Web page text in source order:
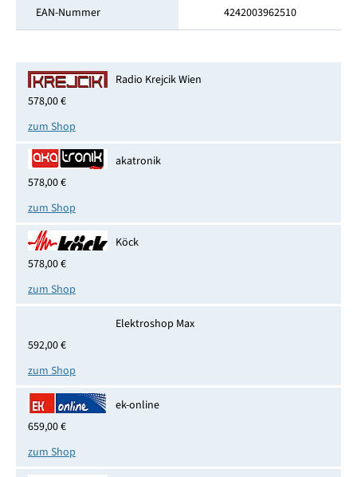
EAN-Nummer 4242003962510
Radio Krejcik Wien
578,00 €
zum Shop
akatronik
578,00 €
zum Shop
Köck
578,00 €
zum Shop
Elektroshop Max
592,00 €
zum Shop
ek-online
659,00 €
zum Shop